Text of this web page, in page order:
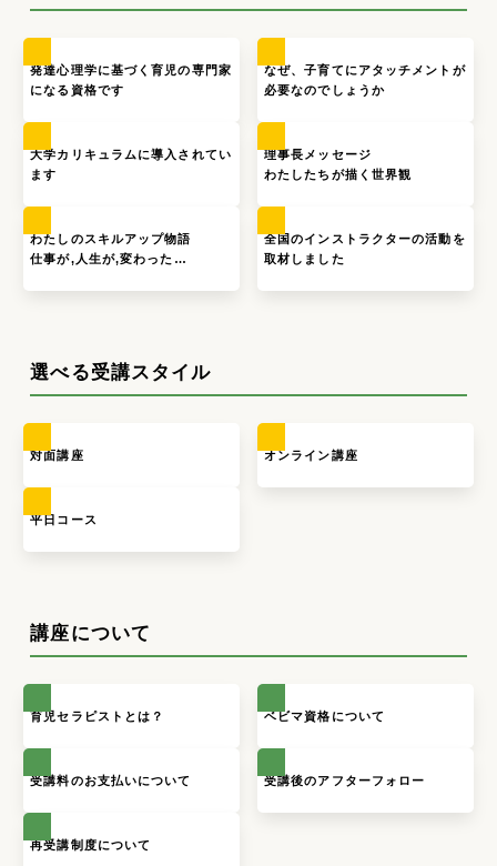
発達心理学に基づく育児の専門家
になる資格です
なぜ、子育てにアタッチメントが
必要なのでしょうか
大学カリキュラムに導入されてい
ます
理事長メッセージ
わたしたちが描く世界観
わたしのスキルアップ物語
仕事が,人生が,変わった…
全国のインストラクターの活動を
取材しました
選べる受講スタイル
対面講座 オンライン講座
平日コース
講座について
育児セラピストとは？ ベビマ資格について
受講料のお支払いについて 受講後のアフターフォロー
再受講制度について